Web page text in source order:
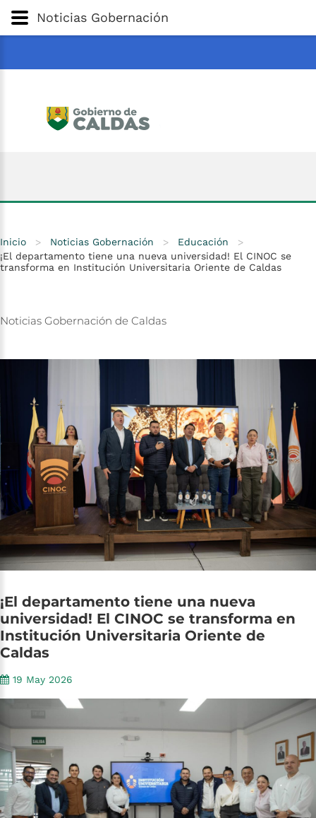
Gobernación de
Noticias Gobernación
Inicio > Noticias Gobernación > Educación
>
¡El departamento tiene una nueva universidad! El CINOC se
transforma en Institución Universitaria Oriente de Caldas
Noticias Gobernación de Caldas
¡El departamento tiene una nueva
universidad! El CINOC se transforma en
Institución Universitaria Oriente de
Caldas
19 May 2026